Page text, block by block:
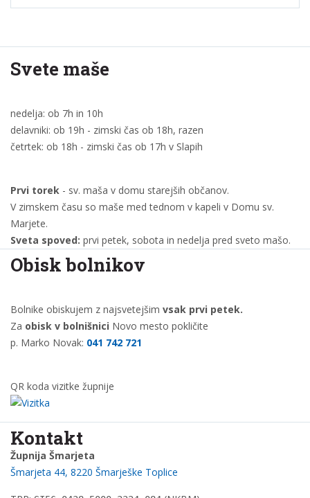
Svete maše
nedelja: ob 7h in 10h
delavniki: ob 19h - zimski čas ob 18h, razen
četrtek: ob 18h - zimski čas ob 17h v Slapih
Prvi torek - sv. maša v domu starejših občanov.
V zimskem času so maše med tednom v kapeli v Domu sv.
Marjete.
Sveta spoved: prvi petek, sobota in nedelja pred sveto mašo.
Obisk bolnikov
Bolnike obiskujem z najsvetejšim vsak prvi petek.
Za obisk v bolnišnici Novo mesto pokličite
p. Marko Novak: 041 742 721
QR koda vizitke župnije
Kontakt
Župnija Šmarjeta
Šmarjeta 44, 8220 Šmarješke Toplice